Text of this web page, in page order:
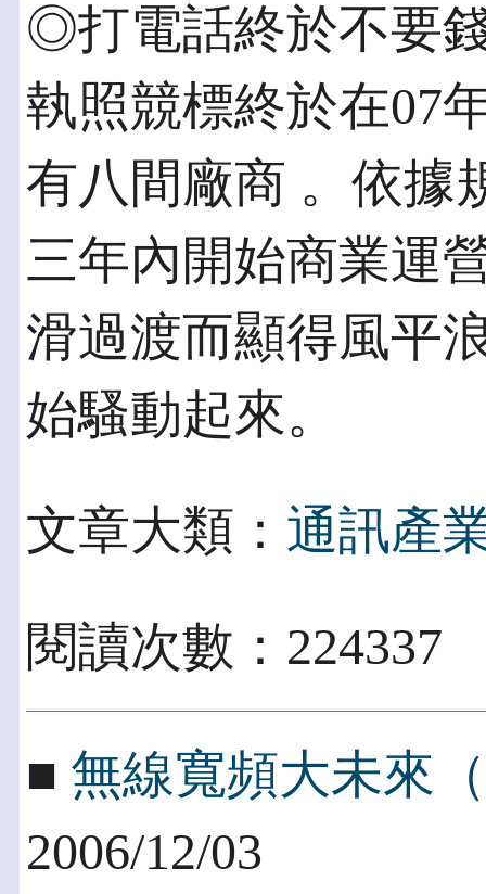
◎打電話終於不要
執照競標終於在07
有八間廠商 。依據
三年內開始商業運
滑過渡而顯得風平
始騷動起來。
文章大類： 通訊產
閱讀次數：
■ 無線寬頻大未來
2006/12/03